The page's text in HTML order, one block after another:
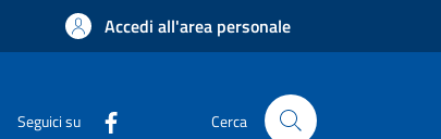
Accedi all'area personale
Seguici su Cerca